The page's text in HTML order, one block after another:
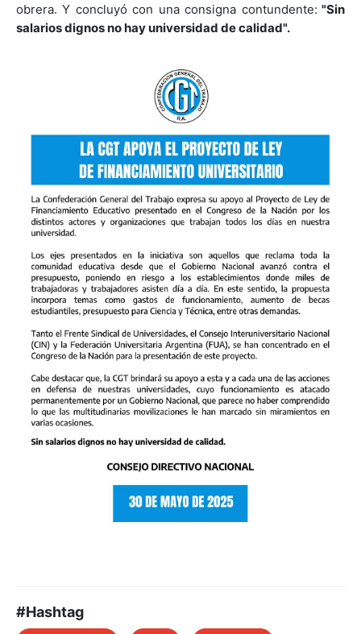
obrera. Y concluyó con una consigna contundente: "Sin
salarios dignos no hay universidad de calidad".
#Hashtag